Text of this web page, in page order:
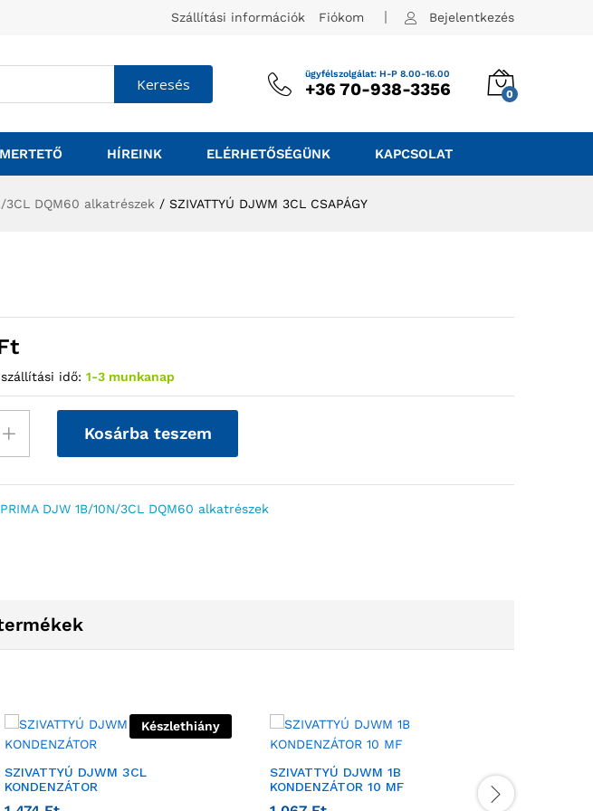
Szállítási információk Fiókom Bejelentkezés
Keresés
ügyfélszolgálat: H-P 8.00-16.00
+36 70-938-3356 0
HÍREINK ELÉRHETŐSÉGÜNK KAPCSOLAT
3CL DQM60 alkatrészek / SZIVATTYÚ DJWM 3CL CSAPÁGY
idő: 1-3 munkanap
Kosárba teszem
PRIMA DJW 1B/10N/3CL DQM60 alkatrészek
Készlethiány
SZIVATTYÚ DJWM 3CL
KONDENZÁTOR
SZIVATTYÚ DJWM 1B
KONDENZÁTOR 10 MF